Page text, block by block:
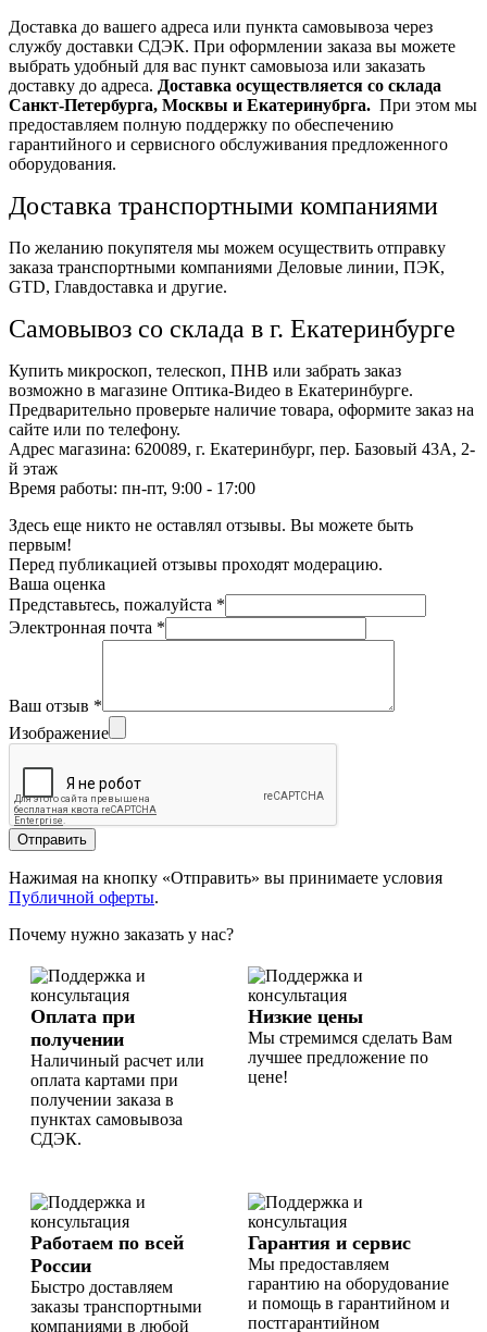
Доставка до вашего адреса или пункта самовывоза через
службу доставки СДЭК. При оформлении заказа вы можете
выбрать удобный для вас пункт самовыоза или заказать
доставку до адреса. Доставка осуществляется со склада
Санкт-Петербурга, Москвы и Екатеринубрга. При этом мы
предоставляем полную поддержку по обеспечению
гарантийного и сервисного обслуживания предложенного
оборудования.
Доставка транспортными компаниями
По желанию покупятеля мы можем осуществить отправку
заказа транспортными компаниями Деловые линии, ПЭК,
GTD, Главдоставка и другие.
Самовывоз со склада в г. Екатеринбурге
Купить микроскоп, телескоп, ПНВ или забрать заказ
возможно в магазине Оптика-Видео в Екатеринбурге.
Предварительно проверьте наличие товара, оформите заказ на
сайте или по телефону.
Адрес магазина: 620089, г. Екатеринбург, пер. Базовый 43А, 2-
й этаж
Время работы: пн-пт, 9:00 - 17:00
Здесь еще никто не оставлял отзывы. Вы можете быть
первым!
Перед публикацией отзывы проходят модерацию.
Ваша оценка
Представьтесь, пожалуйста *
Электронная почта *
Ваш отзыв *
Изображение
Отправить
Нажимая на кнопку «Отправить» вы принимаете условия
Публичной оферты.
Почему нужно заказать у нас?
Оплата при
получении
Наличиный расчет или
оплата картами при
получении заказа в
пунктах самовывоза
СДЭК.
Низкие цены
Мы стремимся сделать Вам
лучшее предложение по
цене!
Работаем по всей
России
Быстро доставляем
заказы транспортными
компаниями в любой
Гарантия и сервис
Мы предоставляем
гарантию на оборудование
и помощь в гарантийном и
постгарантийном